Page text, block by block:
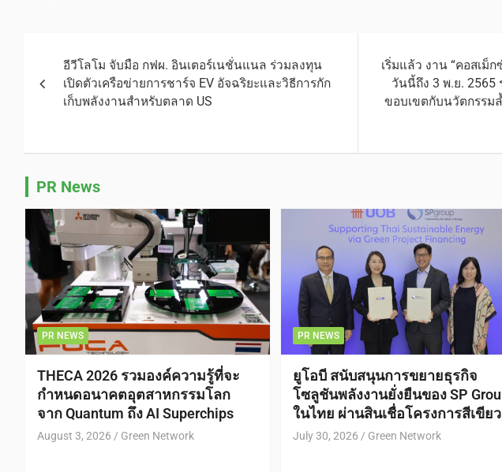
อีวีโลโม จับมือ กฟผ. อินเตอร์เนชั่นแนล ร่วมลงทุน
เปิดตัวเครือข่ายการชาร์จ EV อัจฉริยะและวิธีการกัก
เก็บพลังงานสำหรับตลาด US
เริ่มแล้ว งาน “คอสเม็
วันนี้ถึง 3 พ.ย. 2565
ขอบเขตกับนวัตกรรม
PR News
PR NEWS
THECA 2026 รวมองค์ความรู้ที่จะ
กำหนดอนาคตอุตสาหกรรมโลก
จาก Quantum ถึง AI Superchips
August 3, 2026 Green Network
PR NEWS
ยูโอบี สนับสนุนการขยายธุรกิจ
โซลูชันพลังงานยั่งยืนของ SP
ในไทย ผ่านสินเชื่อโครงการสีเขียว
July 30, 2026 Green Network